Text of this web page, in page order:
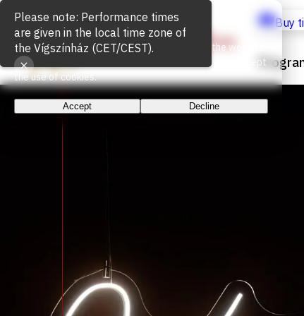
Buy
Please note: Performance times
are given in the local time zone of
the Vígszínház (CET/CEST).
Cookie Usage
We use cookies for the proper functioning of the website
and to measure website traffic. By continuing, you accept
the use of cookies.
Accept Decline